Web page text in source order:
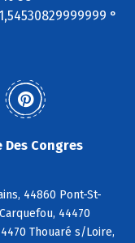
°
Congres
44860 Pont-St-
44470
Thouaré s/Loire,